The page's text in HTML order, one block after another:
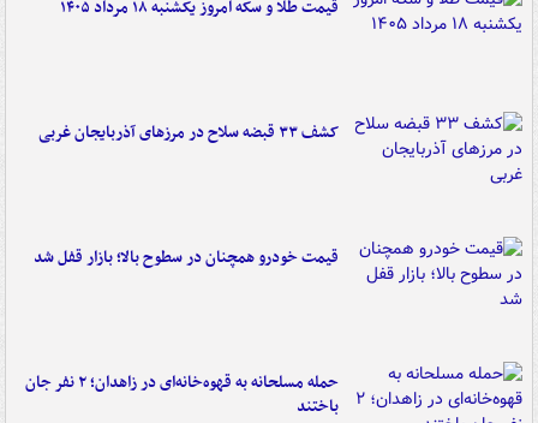
قیمت طلا و سکه امروز یکشنبه ۱۸ مرداد ۱۴۰۵
کشف ۳۳ قبضه سلاح در مرزهای آذربایجان غربی
قیمت خودرو همچنان در سطوح بالا؛ بازار قفل شد
حمله مسلحانه به قهوه‌خانه‌ای در زاهدان؛ ۲ نفر جان
باختند